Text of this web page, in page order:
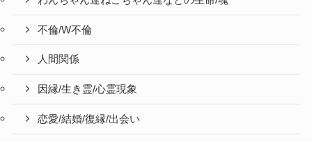
不倫/W不倫
人間関係
因縁/生き霊/心霊現象
恋愛/結婚/復縁/出会い